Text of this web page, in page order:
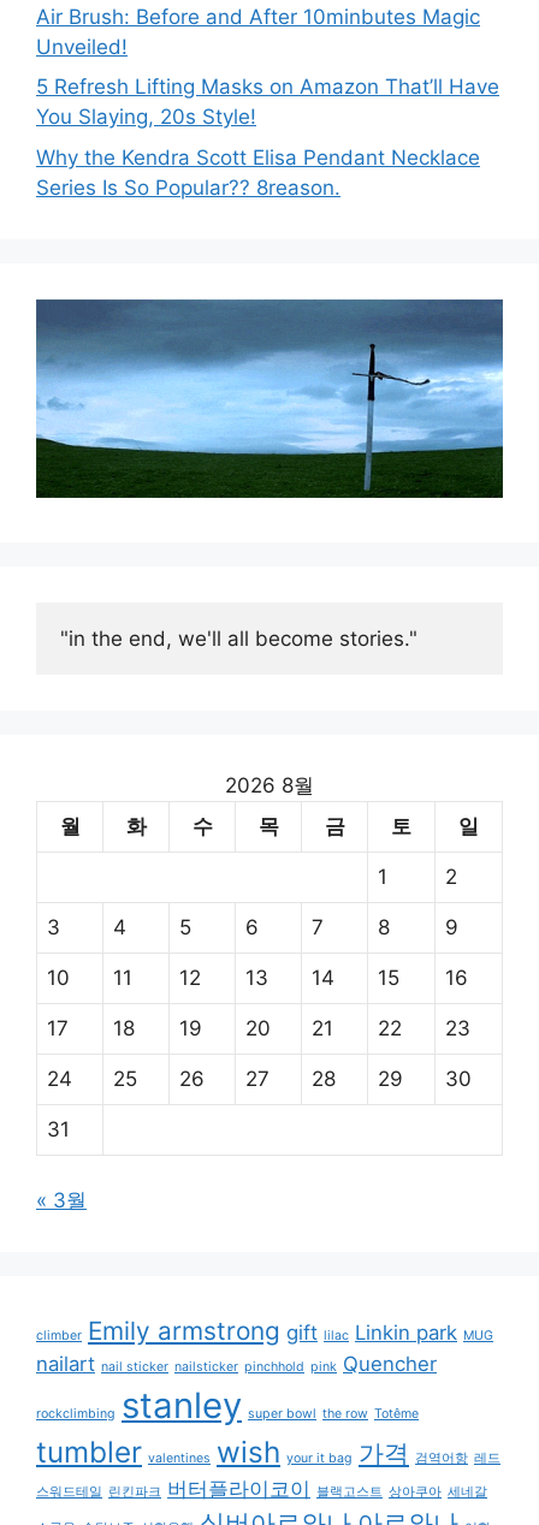
Air Brush: Before and After 10minbutes Magic
Unveiled!
5 Refresh Lifting Masks on Amazon That’ll Have
You Slaying, 20s Style!
Why the Kendra Scott Elisa Pendant Necklace
Series Is So Popular?? 8reason.
"in the end, we'll all become stories."
2026 8월
월
화 수 목 금 토 일
1 2
3 4 5 6 7 8 9
10 11 12 13 14 15 16
17 18 19 20 21 22 23
24 25 26 27 28 29 30
31
« 3월
climber Emily armstrong gift lilac Linkin park MUG
nailart nail sticker nailsticker pinchhold pink Quencher
rockclimbing stanley super bowl the row Totême
tumbler valentines wish your it bag 가격 검역어항 레드
스워드테일 린킨파크 버터플라이코이 블랙고스트 상아쿠아 세네갈